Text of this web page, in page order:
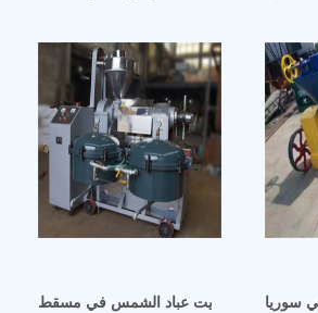
خطوط انتاج زيت عباد الشمس في مسقط
سوريا